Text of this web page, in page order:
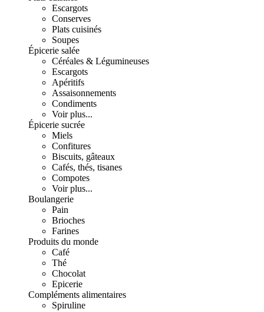
Escargots
Conserves
Plats cuisinés
Soupes
Épicerie salée
Céréales & Légumineuses
Escargots
Apéritifs
Assaisonnements
Condiments
Voir plus...
Épicerie sucrée
Miels
Confitures
Biscuits, gâteaux
Cafés, thés, tisanes
Compotes
Voir plus...
Boulangerie
Pain
Brioches
Farines
Produits du monde
Café
Thé
Chocolat
Epicerie
Compléments alimentaires
Spiruline